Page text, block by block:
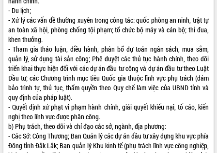
VIDEO
Trailer Lễ hội Sầu riêng Đắk Lắk năm
2026
Khám bệnh, cấp phát thuốc miễn phí
và tặng quà người dân xã Cư Pui
- Du lịch;
- Xử lý các vấn đề thường xuyên trong công tác: quốc phòng an ninh, trật tự
an toàn xã hội, phòng chống tội phạm; tổ chức bộ máy và cán bộ; thi đua,
khen thưởng.
- Tham gia thảo luận, điều hành, phân bổ dự toán ngân sách, mua sắm,
quản lý, sử dụng tài sản công; Phê duyệt các thủ tục hành chính, theo dõi
triển khai thực hiện đối với các dự án đầu tư công và dự án đầu tư theo Luật
Đầu tư; các Chương trình mục tiêu Quốc gia thuộc lĩnh vực phụ trách (đảm
bảo trình tự, thủ tục, thẩm quyền theo Quy chế làm việc của UBND tỉnh và
quy định của pháp luật).
- Quyết định xử phạt vi phạm hành chính, giải quyết khiếu nại, tố cáo, kiến
nghị theo lĩnh vực được phân công.
b) Phụ trách, theo dõi và chỉ đạo các sở, ngành, địa phương:
- Các Sở: Công Thương; Ban Quản lý các dự án đầu tư xây dựng khu vực phía
Đông tỉnh Đắk Lắk; Ban quản lý Khu kinh tế (phụ trách lĩnh vực công nghiệp,